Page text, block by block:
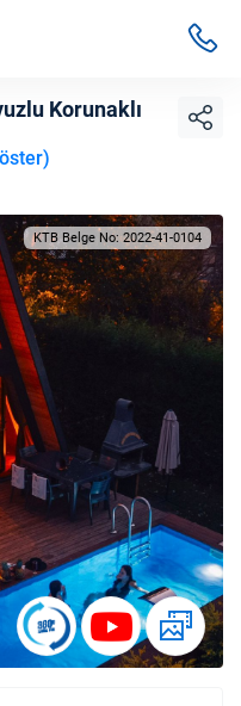
Korunaklı
)
KTB Belge No: 2022-41-0104